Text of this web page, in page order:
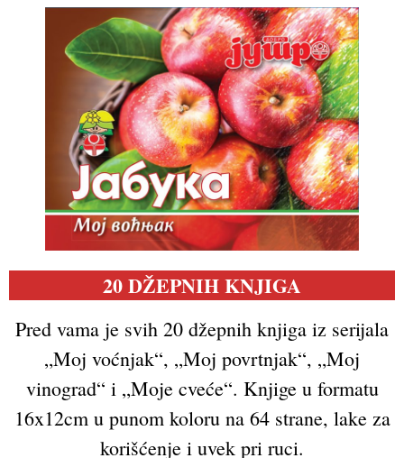
20DŽEPNIH KNJIGA
Pred vama je svih 20 džepnih knjiga iz serijala
„Moj voćnjak“, „Moj povrtnjak“, „Moj
vinograd“ i „Moje cveće“. Knjige u formatu
16x12cm u punom koloru na 64 strane, lake za
korišćenje i uvek pri ruci.